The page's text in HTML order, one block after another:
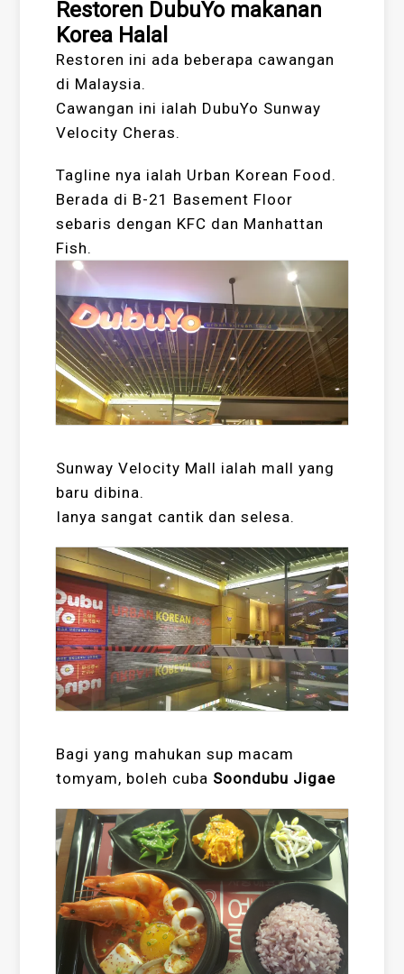
Restoren DubuYo makanan
Korea Halal
Restoren ini ada beberapa cawangan
di Malaysia.
Cawangan ini ialah DubuYo Sunway
Velocity Cheras.
Tagline nya ialah Urban Korean Food.
Berada di B-21 Basement Floor
sebaris dengan KFC dan Manhattan
Fish.
Sunway Velocity Mall ialah mall yang
baru dibina.
Ianya sangat cantik dan selesa.
Bagi yang mahukan sup macam
tomyam, boleh cuba Soondubu Jigae